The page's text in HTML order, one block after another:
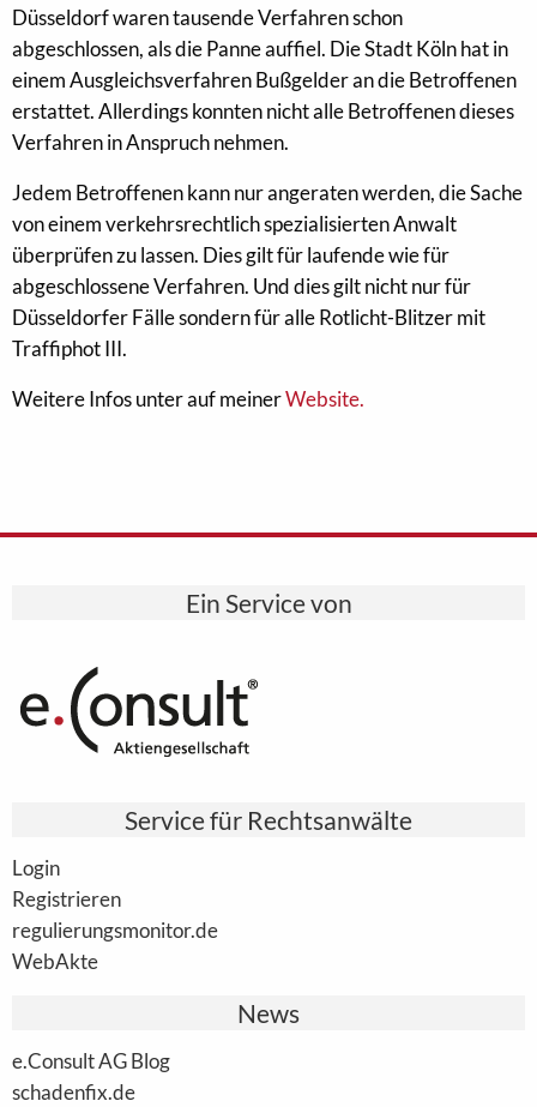
Düsseldorf waren tausende Verfahren schon
abgeschlossen, als die Panne auffiel. Die Stadt Köln hat in
einem Ausgleichsverfahren Bußgelder an die Betroffenen
erstattet. Allerdings konnten nicht alle Betroffenen dieses
Verfahren in Anspruch nehmen.
Jedem Betroffenen kann nur angeraten werden, die Sache
von einem verkehrsrechtlich spezialisierten Anwalt
überprüfen zu lassen. Dies gilt für laufende wie für
abgeschlossene Verfahren. Und dies gilt nicht nur für
Düsseldorfer Fälle sondern für alle Rotlicht-Blitzer mit
Traffiphot III.
Weitere Infos unter auf meinerWebsite.
Ein Service von
Service für Rechtsanwälte
Login
Registrieren
regulierungsmonitor.de
WebAkte
News
e.Consult AG Blog
schadenfix.de